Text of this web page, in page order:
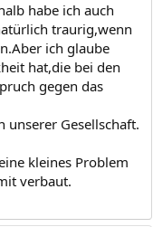
habe ich auch
traurig,wenn
ich glaube
hat,die bei den
gegen das
unserer Gesellschaft.
kleines Problem
verbaut.